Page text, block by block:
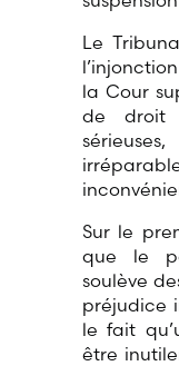
Le
la Cour
de droit
Sur le
que le
soulève
préjudice
le fait
être